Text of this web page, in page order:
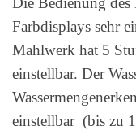
Farbdisplays sehr
Mahlwerk hat 5
einstellbar. Der
einstellbar (bis zu